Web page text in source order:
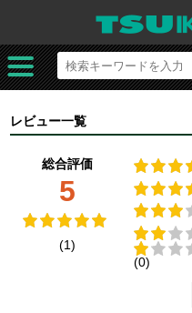
レビュー一覧
総合評価
5
(1)
(0)